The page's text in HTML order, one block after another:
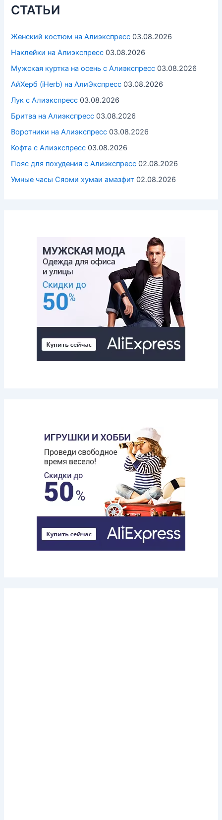
СТАТЬИ
Женский костюм на Алиэкспресс 03.08.2026
Наклейки на Алиэкспресс 03.08.2026
Мужская куртка на осень с Алиэкспресс 03.08.2026
АйХерб (iHerb) на АлиЭкспресс 03.08.2026
Лук с Алиэкспресс 03.08.2026
Бритва на Алиэкспресс 03.08.2026
Воротники на Алиэкспресс 03.08.2026
Кофта с Алиэкспресс 03.08.2026
Пояс для похудения с Алиэкспресс 02.08.2026
Умные часы Cяоми хумаи амазфит 02.08.2026